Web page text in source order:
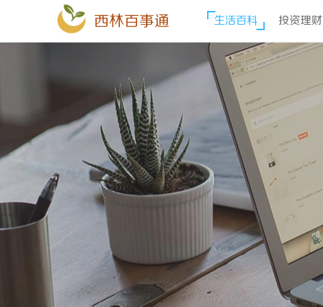
西林百事通 生活百科 投资理财